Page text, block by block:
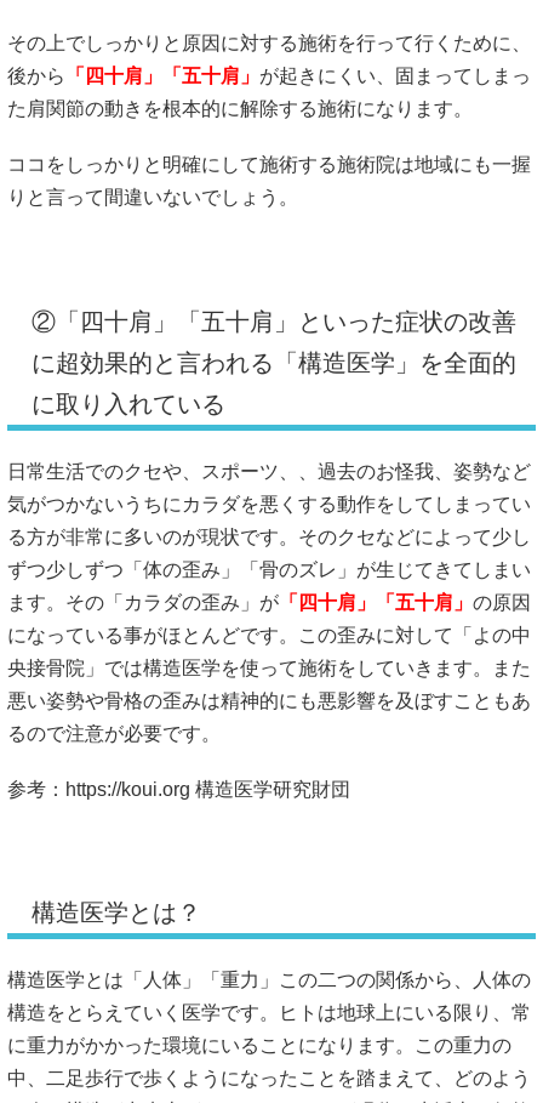
その上でしっかりと原因に対する施術を行って行くために、
後から
「四十肩」「五十肩」 が起きにくい、固まってしまっ
た肩関節の動きを根本的に解除する施術になります。
ココをしっかりと明確にして施術する施術院は地域にも一握
りと言って間違いないでしょう。
②「四十肩」「五十肩」といった症状の改善
に超効果的と言われる「構造医学」を全面的
に取り入れている
日常生活でのクセや、スポーツ、、過去のお怪我、姿勢など
気がつかないうちにカラダを悪くする動作をしてしまってい
る方が非常に多いのが現状です。そのクセなどによって少し
ずつ少しずつ「体の歪み」「骨のズレ」が生じてきてしまい
ます。その「カラダの歪み」が 「四十肩」「五十肩」 の原因
になっている事がほとんどです。この歪みに対して「よの中
央接骨院」では構造医学を使って施術をしていきます。また
悪い姿勢や骨格の歪みは精神的にも悪影響を及ぼすこともあ
るので注意が必要です。
参考：https://koui.org 構造医学研究財団
構造医学とは？
構造医学とは「人体」「重力」この二つの関係から、人体の
構造をとらえていく医学です。ヒトは地球上にいる限り、常
に重力がかかった環境にいることになります。この重力の
中、二足歩行で歩くようになったことを踏まえて、どのよう